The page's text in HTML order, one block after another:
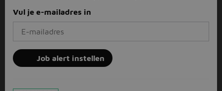
Vul je e-mailadres in
Job alert instellen